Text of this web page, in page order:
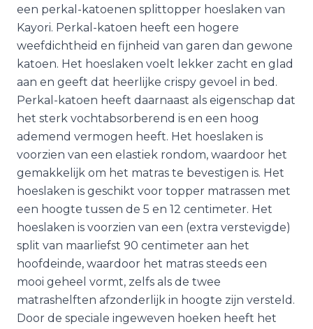
een perkal-katoenen splittopper hoeslaken van
Kayori. Perkal-katoen heeft een hogere
weefdichtheid en fijnheid van garen dan gewone
katoen. Het hoeslaken voelt lekker zacht en glad
aan en geeft dat heerlijke crispy gevoel in bed.
Perkal-katoen heeft daarnaast als eigenschap dat
het sterk vochtabsorberend is en een hoog
ademend vermogen heeft. Het hoeslaken is
voorzien van een elastiek rondom, waardoor het
gemakkelijk om het matras te bevestigen is. Het
hoeslaken is geschikt voor topper matrassen met
een hoogte tussen de 5 en 12 centimeter. Het
hoeslaken is voorzien van een (extra verstevigde)
split van maarliefst 90 centimeter aan het
hoofdeinde, waardoor het matras steeds een
mooi geheel vormt, zelfs als de twee
matrashelften afzonderlijk in hoogte zijn versteld.
Door de speciale ingeweven hoeken heeft het